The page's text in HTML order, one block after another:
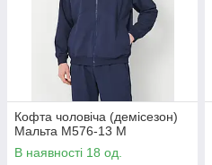
Кофта чоловіча (демісезон)
Мальта М576-13 M
В наявності 18 од.